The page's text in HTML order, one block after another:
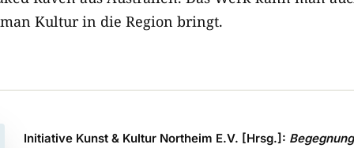
Kultur in die Region bringt.
Initiative Kunst & Kultur Northeim E.V. [Hrsg.]: